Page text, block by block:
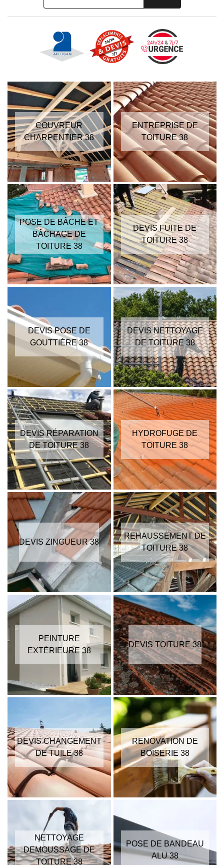
COUVREUR
CHARPENTIER 38
ENTREPRISE DE
TOITURE 38
POSE DE BÂCHE ET
BÂCHAGE DE
TOITURE 38
DEVIS FUITE DE
TOITURE 38
DEVIS POSE DE
GOUTTIÈRE 38
DEVIS NETTOYAGE
DE TOITURE 38
DEVIS RÉPARATION
DE TOITURE 38
HYDROFUGE DE
TOITURE 38
DEVIS ZINGUEUR 38
REHAUSSEMENT DE
TOITURE 38
PEINTURE
EXTÉRIEURE 38
DEVIS TOITURE 38
DEVIS CHANGEMENT
DE TUILE 38
RENOVATION DE
BOISERIE 38
NETTOYAGE
DEMOUSSAGE DE
TOITURE 38
POSE DE BANDEAU
ALU 38